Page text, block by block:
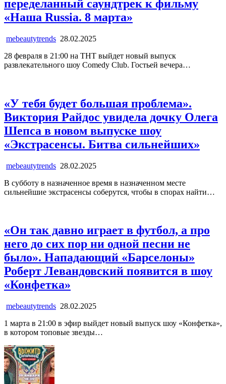
переделанный саундтрек к фильму
«Наша Russia. 8 марта»
mebeautytrends 28.02.2025
28 февраля в 21:00 на ТНТ выйдет новый выпуск
развлекательного шоу Comedy Club. Гостьей вечера…
«У тебя будет большая проблема».
Виктория Райдос увидела дочку Олега
Шепса в новом выпуске шоу
«Экстрасенсы. Битва сильнейших»
mebeautytrends 28.02.2025
В субботу в назначенное время в назначенном месте
сильнейшие экстрасенсы соберутся, чтобы в спорах найти…
«Он так давно играет в футбол, а про
него до сих пор ни одной песни не
было». Нападающий «Барселоны»
Роберт Левандовский появится в шоу
«Конфетка»
mebeautytrends 28.02.2025
1 марта в 21:00 в эфир выйдет новый выпуск шоу «Конфетка»,
в котором топовые звезды…